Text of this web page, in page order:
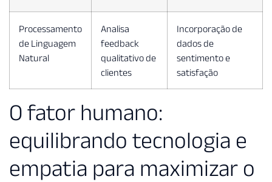
Processamento
de Linguagem
Natural
Analisa
feedback
qualitativo de
clientes
Incorporação de
dados de
sentimento e
satisfação
O fator humano:
equilibrando tecnologia e
empatia para maximizar o